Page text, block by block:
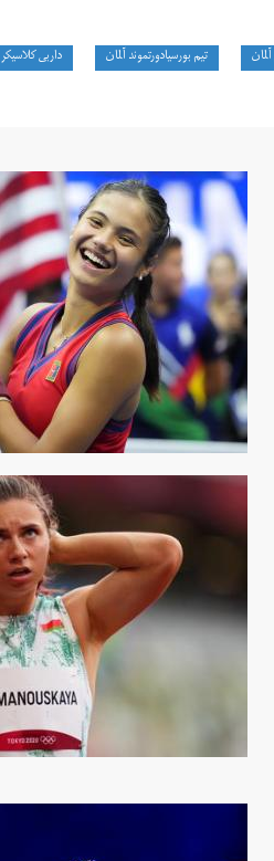
تیم بورسیادورتموند آلمان داربی کلاسیکر